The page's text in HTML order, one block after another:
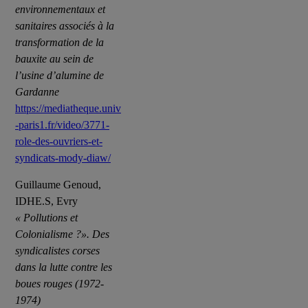
environnementaux et
sanitaires associés à la
transformation de la
bauxite au sein de
l’usine d’alumine de
Gardanne
https://mediatheque.univ
-paris1.fr/video/3771-
role-des-ouvriers-et-
syndicats-mody-diaw/
Guillaume Genoud,
IDHE.S, Evry
« Pollutions et
Colonialisme ?». Des
syndicalistes corses
dans la lutte contre les
boues rouges (1972-
1974)